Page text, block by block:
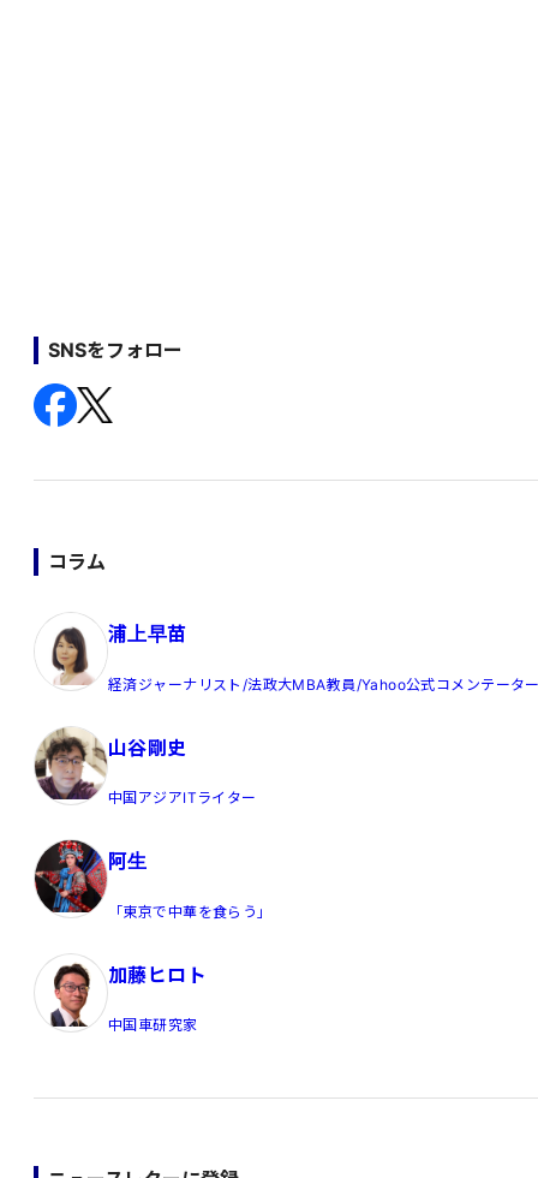
SNSをフォロー
コラム
浦上早苗
経済ジャーナリスト/法政大MBA教員/Yahoo公式コメンテータ
山谷剛史
中国アジアITライター
阿生
「東京で中華を食らう」
加藤ヒロト
中国車研究家